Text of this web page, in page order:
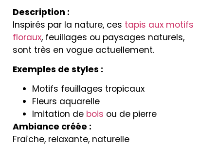
Description :
Inspirés par la nature, ces tapis aux motifs
floraux, feuillages ou paysages naturels,
sont très en vogue actuellement.
Exemples de styles :
Motifs feuillages tropicaux
Fleurs aquarelle
Imitation de bois ou de pierre
Ambiance créée :
Fraîche, relaxante, naturelle